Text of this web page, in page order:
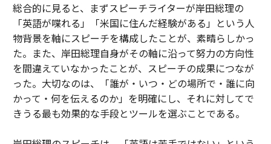
総合的に見ると、まずスピーチライターが岸田総理の
「英語が喋れる」「米国に住んだ経験がある」という人
物背景を軸にスピーチを構成したことが、素晴らしかっ
た。また、岸田総理自身がその軸に沿って努力の方向性
を間違えていなかったことが、スピーチの成果につなが
った。大切なのは、「誰が・いつ・どの場所で・誰に向
かって・何を伝えるのか」を明確にし、それに対してで
きうる最も効果的な手段とツールを選ぶことである。